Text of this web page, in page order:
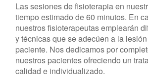
Las sesiones de fisioterapia en
tiempo estimado de 60 minutos. En
nuestros fisioterapeutas emplearán
y técnicas que se adecúen a la
paciente. Nos dedicamos por
nuestros pacientes ofreciendo un
calidad e individualizado.